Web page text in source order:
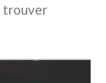
trouver